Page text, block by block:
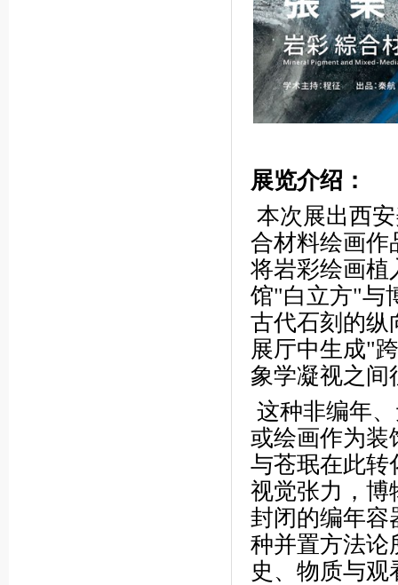
展览介绍：
本次展出西
合材料绘画作
将岩彩绘画植
馆"白立方"与
古代石刻的纵
展厅中生成"
象学凝视之间
这种非编年
或绘画作为装
与苍珉在此转
视觉张力，博
封闭的编年容
种并置方法论
史、物质与观